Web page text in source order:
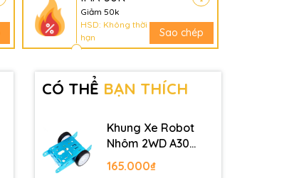
Giảm 50k
HSD: Không thời
hạn
Sao chép
CÓ THỂ BẠN THÍCH
Khung Xe Robot
Nhôm 2WD A30
Metal Robot
Chassis
165.000₫